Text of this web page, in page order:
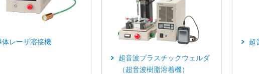
体レーザ溶接機
超音波プラスチックウェルダ
（超音波樹脂溶着機）
超